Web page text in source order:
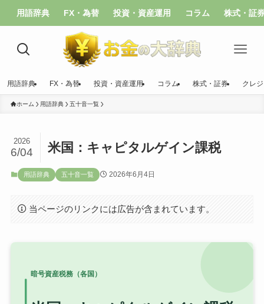
用語辞典 FX・為替 投資・資産運用 コラム 株式・証
用語辞典 FX・為替 投資・資産運用 コラム 株式・証券 クレ
ホーム 用語辞典 五十音一覧
米国：キャピタルゲイン課税
2026
6/04
用語辞典 五十音一覧 2026年6月4日
当ページのリンクには広告が含まれています。